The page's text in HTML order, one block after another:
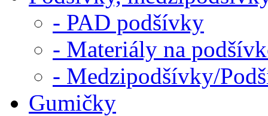
- PAD podšívky
- Materiály na
- Medzipodšívky/
Gumičky